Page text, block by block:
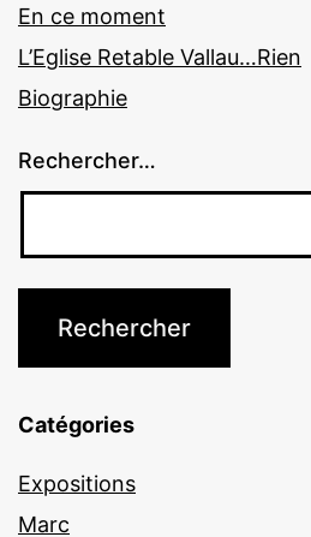
En ce moment
L’Eglise Retable Vallau…Rien
Biographie
Rechercher…
Catégories
Expositions
Marc